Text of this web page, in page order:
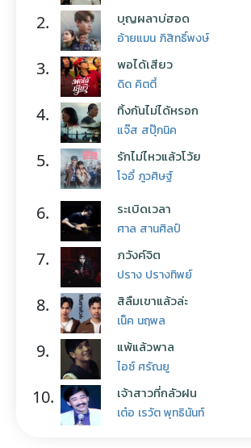
2. บุญผลาบ่ฮอด
อ้ายแมน ภิสิทธิ์พงษ์
3. พอได้เสียว
ดิด คิตตี้
4. ทิ้งกันไม่ได้หรอก
แจ๊ส สปุ๊กนิค
5. รักไม่ไหวแล้วโว้ย
โจอี้ ภูวศิษฐ์
6. ระเบิดเวลา
ศาล สานศิลป์
7. ภวังค์จิต
ปราง ปรางทิพย์
8. สิลืมเขาแล้วล่ะ
เน็ค นฤพล
9. แพ้แล้วพาล
ไอซ์ ศรัณยู
10. เจ้าสาวที่กลัวฝน
เต๋อ เรวัต พุทธินันท์